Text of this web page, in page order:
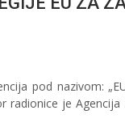
pod nazivom:
radionice je